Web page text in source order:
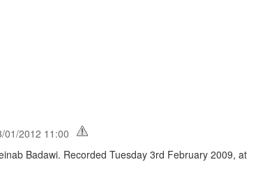
01/2012 11:00
Badawi. Recorded Tuesday 3rd February 2009, at